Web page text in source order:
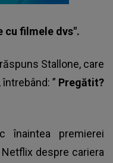
cu filmele dvs".
răspuns Stallone, care
” Pregătit?
înaintea premierei
despre cariera